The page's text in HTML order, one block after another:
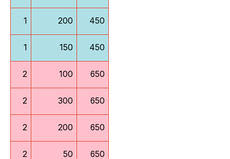
1 200 450
1 150 450
2 100 650
2 300 650
2 200 650
2 50 650